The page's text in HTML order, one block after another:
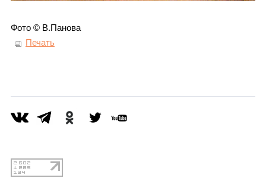
Фото © В.Панова
Печать